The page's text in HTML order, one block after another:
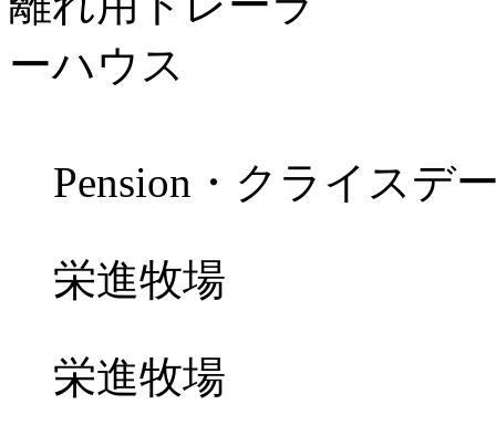
Pension・クライスデ
栄進牧場
栄進牧場